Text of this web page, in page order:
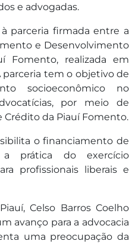
e advogadas.
parceria firmada entre a
e Desenvolvimento
Fomento, realizada em
parceria tem o objetivo de
socioeconômico no
por meio de
Crédito da Piauí Fomento.
o financiamento de
a prática do exercício
profissionais liberais e
Celso Barros Coelho
avanço para a advocacia
uma preocupação da